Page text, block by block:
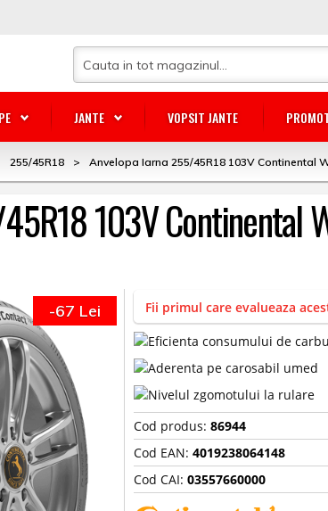
JANTE VOPSIT JANTE
255/45R18 > Anvelopa Iarna 255/45R18 103V Continental
103V Continental
-67 Lei Fii primul care evalueaza
Cod produs:86944
Cod EAN:4019238064148
Cod CAI:03557660000